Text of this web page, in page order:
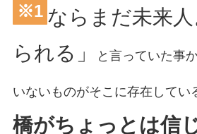
※1 ならまだ未来
られる」
と言っていた事
いないものがそこに存在してい
橋がちょっとは信